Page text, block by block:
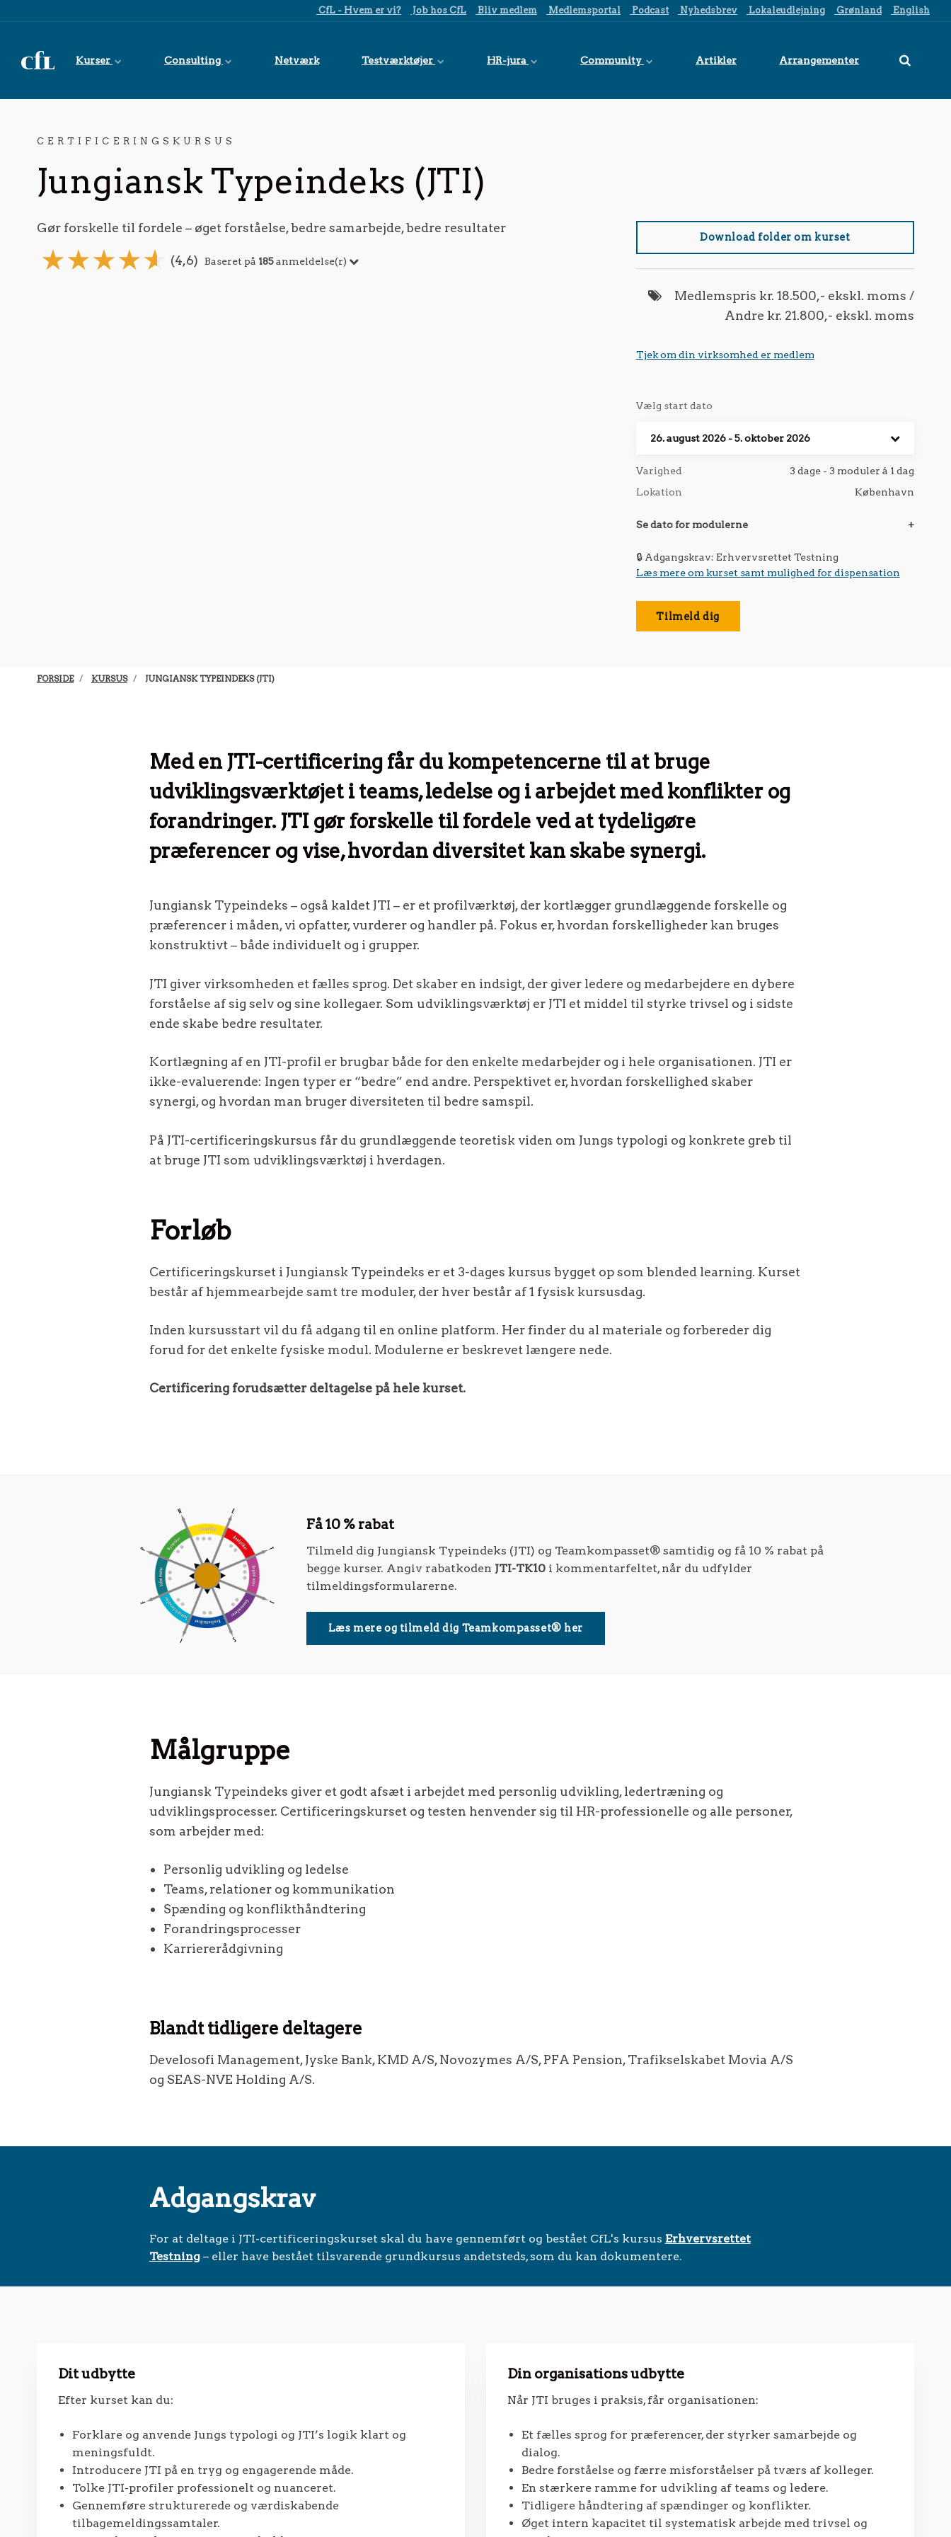
CfL - Hvem er vi? Job hos CfL Bliv medlem Medlemsportal Podcast Nyhedsbrev Lokaleudlejning Grønland English
Kurser Consulting Netværk Testværktøjer HR-jura Community Artikler Arrangementer
CERTIFICERINGSKURSUS
Jungiansk Typeindeks (JTI)
Gør forskelle til fordele – øget forståelse, bedre samarbejde, bedre resultater
(4,6) Baseret på 185anmeldelse(r)
Download folder om kurset
Medlemspris kr. 18.500,- ekskl. moms /
Andre kr. 21.800,- ekskl. moms
Tjek om din virksomhed er medlem
Vælg start dato
26. august 2026 - 5. oktober 2026
Varighed
3 dage - 3 moduler á 1 dag
Lokation
København
Se dato for modulerne +
🔒 Adgangskrav: Erhvervsrettet Testning
Læs mere om kurset samt mulighed for dispensation
Tilmeld dig
FORSIDE KURSUS JUNGIANSK TYPEINDEKS (JTI)
Med en JTI-certificering får du kompetencerne til at bruge
udviklingsværktøjet i teams, ledelse og i arbejdet med konflikter og
forandringer. JTI gør forskelle til fordele ved at tydeligøre
præferencer og vise, hvordan diversitet kan skabe synergi.
Jungiansk Typeindeks – også kaldet JTI – er et profilværktøj, der kortlægger grundlæggende forskelle og
præferencer i måden, vi opfatter, vurderer og handler på. Fokus er, hvordan forskelligheder kan bruges
konstruktivt – både individuelt og i grupper.
JTI giver virksomheden et fælles sprog. Det skaber en indsigt, der giver ledere og medarbejdere en dybere
forståelse af sig selv og sine kollegaer. Som udviklingsværktøj er JTI et middel til styrke trivsel og i sidste
ende skabe bedre resultater.
Kortlægning af en JTI-profil er brugbar både for den enkelte medarbejder og i hele organisationen. JTI er
ikke-evaluerende: Ingen typer er “bedre” end andre. Perspektivet er, hvordan forskellighed skaber
synergi, og hvordan man bruger diversiteten til bedre samspil.
På JTI-certificeringskursus får du grundlæggende teoretisk viden om Jungs typologi og konkrete greb til
at bruge JTI som udviklingsværktøj i hverdagen.
Forløb
Certificeringskurset i Jungiansk Typeindeks er et 3-dages kursus bygget op som blended learning. Kurset
består af hjemmearbejde samt tre moduler, der hver består af 1 fysisk kursusdag.
Inden kursusstart vil du få adgang til en online platform. Her finder du al materiale og forbereder dig
forud for det enkelte fysiske modul. Modulerne er beskrevet længere nede.
Certificering forudsætter deltagelse på hele kurset.
Få 10 % rabat
Tilmeld dig Jungiansk Typeindeks (JTI) og Teamkompasset® samtidig og få 10 % rabat på
begge kurser. Angiv rabatkoden JTI-TK10 i kommentarfeltet, når du udfylder
tilmeldingsformularerne.
Læs mere og tilmeld dig Teamkompasset® her
Målgruppe
Jungiansk Typeindeks giver et godt afsæt i arbejdet med personlig udvikling, ledertræning og
udviklingsprocesser. Certificeringskurset og testen henvender sig til HR-professionelle og alle personer,
som arbejder med:
Personlig udvikling og ledelse
Teams, relationer og kommunikation
Spænding og konflikthåndtering
Forandringsprocesser
Karriererådgivning
Blandt tidligere deltagere
Develosofi Management, Jyske Bank, KMD A/S, Novozymes A/S, PFA Pension, Trafikselskabet Movia A/S
og SEAS-NVE Holding A/S.
Adgangskrav
For at deltage i JTI-certificeringskurset skal du have gennemført og bestået CfL's kursus Erhvervsrettet
Testning– eller have bestået tilsvarende grundkursus andetsteds, som du kan dokumentere.
Dit udbytte
Efter kurset kan du:
Forklare og anvende Jungs typologi og JTI’s logik klart og
meningsfuldt.
Introducere JTI på en tryg og engagerende måde.
Tolke JTI-profiler professionelt og nuanceret.
Gennemføre strukturerede og værdiskabende
tilbagemeldingssamtaler.
Din organisations udbytte
Når JTI bruges i praksis, får organisationen:
Et fælles sprog for præferencer, der styrker samarbejde og
dialog.
Bedre forståelse og færre misforståelser på tværs af kolleger.
En stærkere ramme for udvikling af teams og ledere.
Tidligere håndtering af spændinger og konflikter.
Øget intern kapacitet til systematisk arbejde med trivsel og